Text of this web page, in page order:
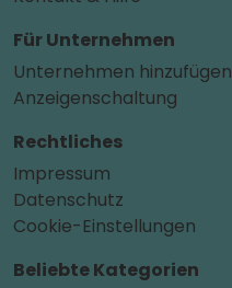
Für Unternehmen
Unternehmen hinzufügen
Anzeigenschaltung
Rechtliches
Impressum
Datenschutz
Cookie-Einstellungen
Beliebte Kategorien